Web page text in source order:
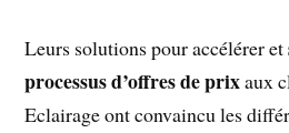
Leurs solutions pour accélérer et
processus d’offres de prixaux
Eclairage ont convaincu les